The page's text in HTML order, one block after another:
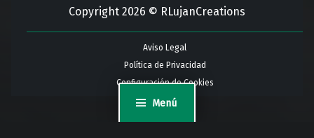
Menú
Copyright 2026 © RLujanCreations
Aviso Legal
Política de Privacidad
Configuración de Cookies